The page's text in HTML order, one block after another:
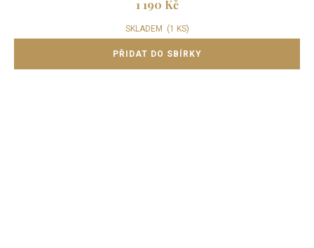
1 190 Kč
SKLADEM (1 KS)